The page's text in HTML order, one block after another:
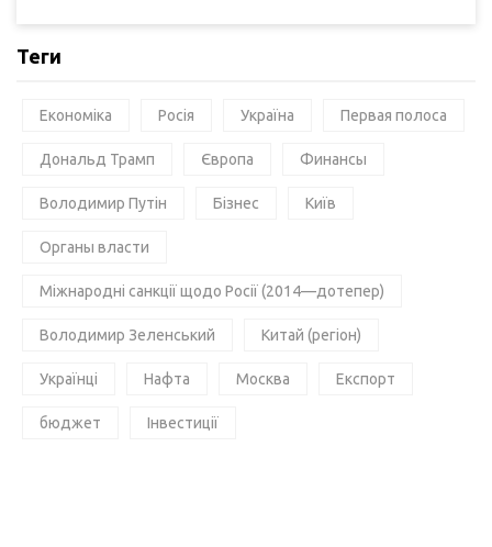
Теги
Економіка Росія Україна Первая полоса
Дональд Трамп Європа Финансы
Володимир Путін Бізнес Київ
Органы власти
Міжнародні санкції щодо Росії (2014—дотепер)
Володимир Зеленський Китай (регіон)
Українці Нафта Москва Експорт
бюджет Інвестиції